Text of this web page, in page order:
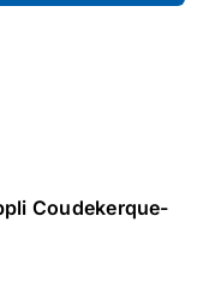
Coudekerque-